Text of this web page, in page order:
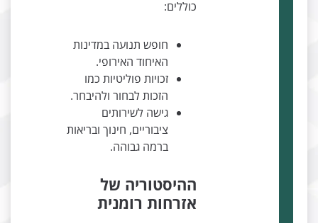
כוללים:
חופש תנועה במדינות
האיחוד האירופי.
זכויות פוליטיות כמו
הזכות לבחור ולהיבחר.
גישה לשירותים
ציבוריים, חינוך ובריאות
ברמה גבוהה.
ההיסטוריה של
אזרחות רומנית